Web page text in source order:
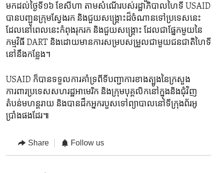
មកដល់​ថ្ងៃ​ទី១៦ ខែសីហា តាមសំណើ​របស់រដ្ឋាភិបាល​ហៃទី​ USAID
បាន​បញ្ជូន​ក្រុមស្វែង​រក និង​ជួយ​សង្គ្រោះ​ដ៏ចំណាន​ទៅ​ប្រទេស​នេះ​
ដែល​នៅពេលនេះកំពុងរុករក និង​ជួយ​សង្គ្រោះ ដែលជា​ផ្នែក​មួយ​នៃ​
កម្មវិធី DART និង​ដោយ​មានការ​សម្របសម្រួល​ជា​មួយ​ជនជាតិហៃទី
នៅ​នឹង​កន្លែង។
USAID ​ក៏បាន​ទទួលការគាំទ្រ​ពី​ទី​បញ្ជាការ​ខាង​ត្បូងនៃក្រសួង
ការពារ​ប្រទេស​សហរដ្ឋ​អាមេរិក ​និង​ក្រុម​បុគ្គលិកនៅ​ក្នុង​និង​ជុំវិញ
តំបន់​មហន្តរាយ​ និងបានដឹកអ្នករបួស​ទៅ​ព្យាបាល​នៅទីក្រុងព័រអូ
ប្រាំងផង​ដែរ៕
Share Follow us